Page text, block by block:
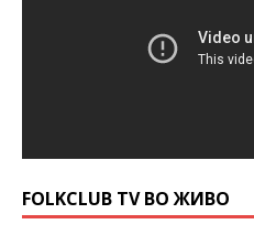
FOLKCLUB TV ВО ЖИВО